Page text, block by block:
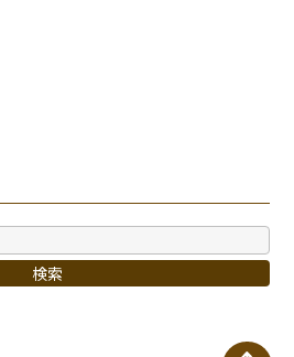
検索